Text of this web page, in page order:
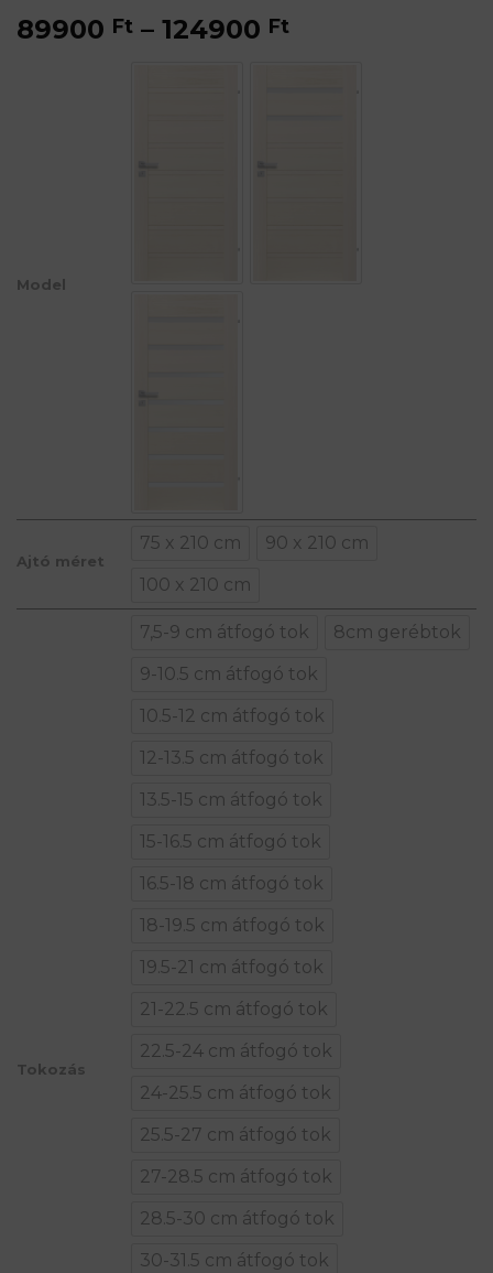
89900 Ft – 124900 FtÁrtartomány:
Model
Ajtó méret
75 x 210 cm
90 x 210 cm
100 x 210 cm
Tokozás
7,5-9 cm átfogó tok
8cm gerébtok
9-10.5 cm átfogó tok
10.5-12 cm átfogó tok
12-13.5 cm átfogó tok
13.5-15 cm átfogó tok
15-16.5 cm átfogó tok
16.5-18 cm átfogó tok
18-19.5 cm átfogó tok
19.5-21 cm átfogó tok
21-22.5 cm átfogó tok
22.5-24 cm átfogó tok
24-25.5 cm átfogó tok
25.5-27 cm átfogó tok
27-28.5 cm átfogó tok
28.5-30 cm átfogó tok
30-31.5 cm átfogó tok